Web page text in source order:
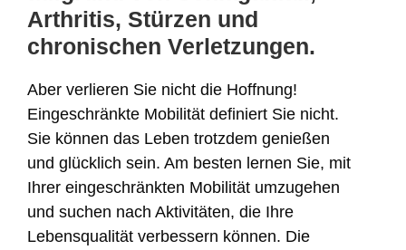
Arthritis, Stürzen und
chronischen Verletzungen.
Aber verlieren Sie nicht die Hoffnung!
Eingeschränkte Mobilität definiert Sie nicht.
Sie können das Leben trotzdem genießen
und glücklich sein. Am besten lernen Sie, mit
Ihrer eingeschränkten Mobilität umzugehen
und suchen nach Aktivitäten, die Ihre
Lebensqualität verbessern können. Die